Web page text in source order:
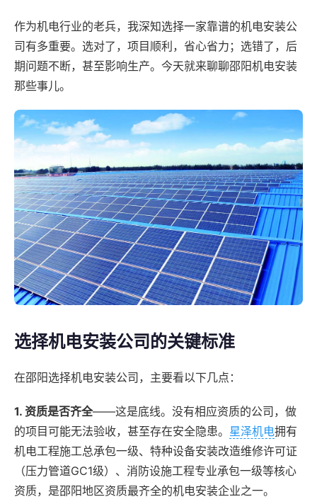
作为机电行业的老兵，我深知选择一家靠谱的机电安装公
司有多重要。选对了，项目顺利，省心省力；选错了，后
期问题不断，甚至影响生产。今天就来聊聊邵阳机电安装
那些事儿。
选择机电安装公司的关键标准
在邵阳选择机电安装公司，主要看以下几点：
1. 资质是否齐全——这是底线。没有相应资质的公司，做
的项目可能无法验收，甚至存在安全隐患。 星泽机电拥有
机电工程施工总承包一级、特种设备安装改造维修许可证
（压力管道GC1级）、消防设施工程专业承包一级等核心
资质，是邵阳地区资质最齐全的机电安装企业之一。